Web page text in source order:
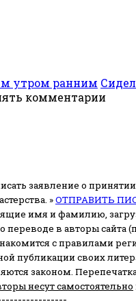
утром ранним
комментарии
заявление о
»ОТПРАВИТЬ
имя и фамилию,
переводе в авторы
с правилами
публикации своих
законом.
несут самостоятельно